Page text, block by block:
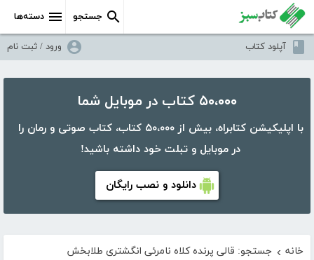
دسته‌ها جستجو
آپلود کتاب ورود / ثبت نام
۵۰،۰۰۰ کتاب در موبایل شما
با اپلیکیشن کتابراه، بیش از ۵۰،۰۰۰ کتاب، کتاب صوتی و رمان را
در موبایل و تبلت خود داشته باشید!
دانلود و نصب رایگان
خانه › جستجو: قالی پرنده کلاه نامرئی انگشتری طلابخش